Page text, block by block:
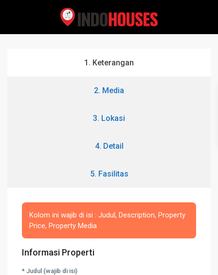
1. Keterangan
2. Media
3. Lokasi
4. Detail
5. Fasilitas
Kolom ini wajib di isi : Judul, Description, Property
Price, Property Media
Informasi Properti
* Judul (wajib di isi)